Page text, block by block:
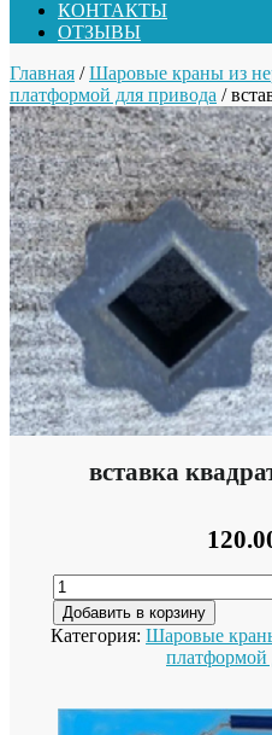
КОНТАКТЫ
ОТЗЫВЫ
Главная /Шаровые краны из
платформой для привода /
вставка
Добавить в корзину
Категория: Шаровые
платформой